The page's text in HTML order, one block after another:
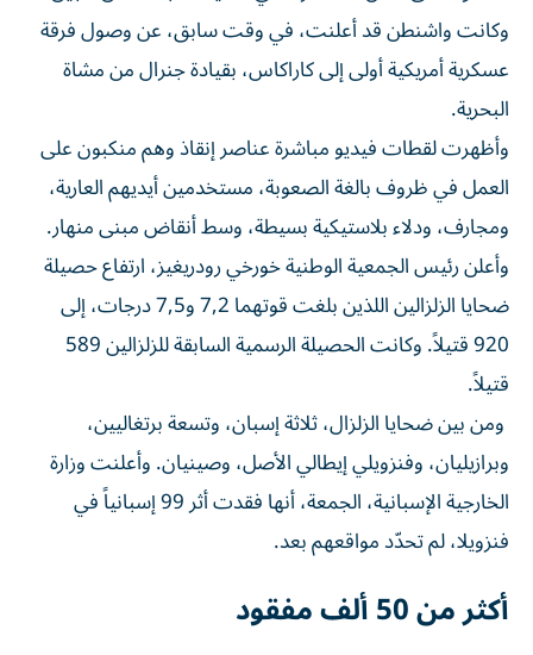
وكانت واشنطن قد أعلنت، في وقت سابق، عن وصول فرقة
عسكرية أمريكية أولى إلى كاراكاس، بقيادة جنرال من مشاة
البحرية.
وأظهرت لقطات فيديو مباشرة عناصر إنقاذ وهم منكبون على
العمل في ظروف بالغة الصعوبة، مستخدمين أيديهم العارية،
ومجارف، ودلاء بلاستيكية بسيطة، وسط أنقاض مبنى منهار.
وأعلن رئيس الجمعية الوطنية خورخي رودريغيز، ارتفاع حصيلة
ضحايا الزلزالين اللذين بلغت قوتهما 7,2 و7,5 درجات، إلى
920 قتيلاً. وكانت الحصيلة الرسمية السابقة للزلزالين 589
قتيلاً.
ومن بين ضحايا الزلزال، ثلاثة إسبان، وتسعة برتغاليين،
وبرازيليان، وفنزويلي إيطالي الأصل، وصينيان. وأعلنت وزارة
الخارجية الإسبانية، الجمعة، أنها فقدت أثر 99 إسبانياً في
فنزويلا، لم تحدّد مواقعهم بعد.
أكثر من 50 ألف مفقود